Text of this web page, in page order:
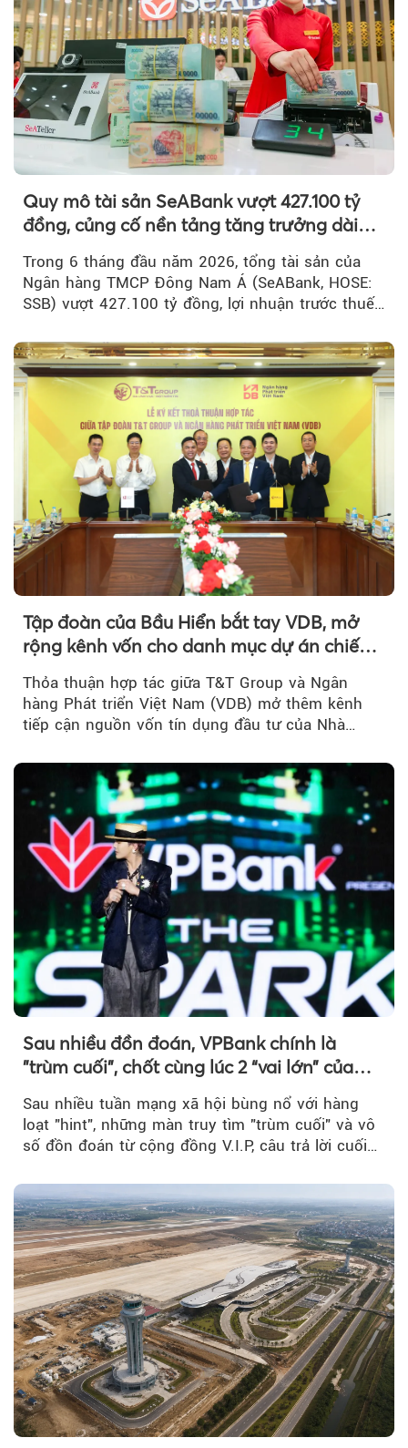
Quy mô tài sản SeABank vượt 427.100 tỷ
đồng, củng cố nền tảng tăng trưởng dài
Trong 6 tháng đầu năm 2026, tổng tài sản của
Ngân hàng TMCP Đông Nam Á (SeABank, HOSE:
SSB) vượt 427.100 tỷ đồng, lợi nhuận trước thuế
Tập đoàn của Bầu Hiển bắt tay VDB, mở
rộng kênh vốn cho danh mục dự án chiến
Thỏa thuận hợp tác giữa T&T Group và Ngân
hàng Phát triển Việt Nam (VDB) mở thêm kênh
tiếp cận nguồn vốn tín dụng đầu tư của Nhà
Sau nhiều đồn đoán, VPBank chính là
"trùm cuối", chốt cùng lúc 2 “vai lớn” của
BIGBANG World Tour tại Việt Nam
Sau nhiều tuần mạng xã hội bùng nổ với hàng
loạt "hint", những màn truy tìm "trùm cuối" và vô
số đồn đoán từ cộng đồng V.I.P, câu trả lời cuối